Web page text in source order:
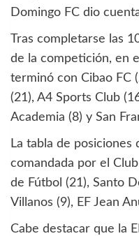
Domingo FC dio
Tras completarse las
de la competición, en
terminó con Cibao FC
(21), A4 Sports Club
Academia (8) y San
La tabla de
comandada por el
de Fútbol (21), Santo
Villanos (9), EF Jean
Cabe destacar que la